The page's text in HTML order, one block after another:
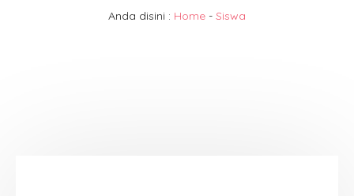
Anda disini : Home - Siswa